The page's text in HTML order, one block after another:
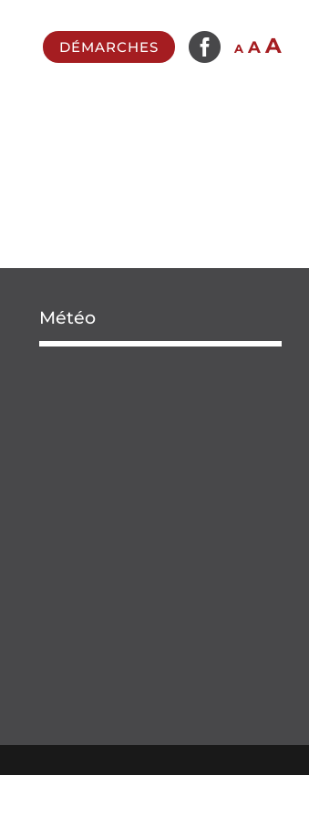
DÉMARCHES  A Decrease
A Reset
A
Météo